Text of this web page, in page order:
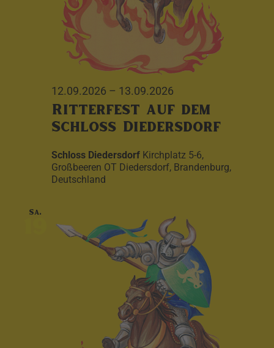
12.09.2026 – 13.09.2026
Ritterfest auf dem
Schloss Diedersdorf
Schloss Diedersdorf Kirchplatz 5-6,
Großbeeren OT Diedersdorf, Brandenburg,
Deutschland
Sa.